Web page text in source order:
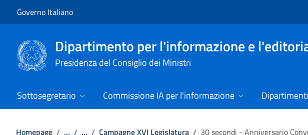
Governo Italiano
Dipartimento per l'informazione e
Presidenza del Consiglio dei Ministri
Sottosegretario Commissione IA per l'informazione
Homepage / ... / ... / Campagne XVI Legislatura / 30 secondi - Anniversario